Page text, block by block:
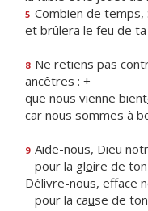
5 Combien de temps,
et brûlera le feu de ta
8 Ne retiens pas
ancêtres : +
que nous vienne bient
car nous sommes à
9 Aide-nous, Dieu
pour la gloire de
Délivre-nous, efface
pour la cause de